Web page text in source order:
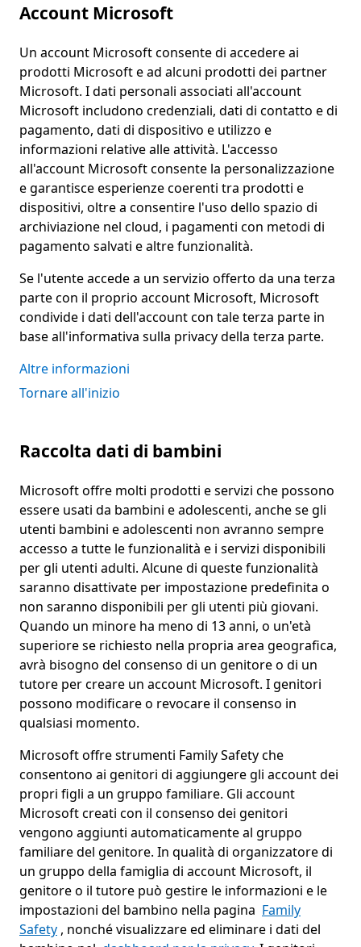
Account Microsoft
Un account Microsoft consente di accedere ai
prodotti Microsoft e ad alcuni prodotti dei partner
Microsoft. I dati personali associati all'account
Microsoft includono credenziali, dati di contatto e di
pagamento, dati di dispositivo e utilizzo e
informazioni relative alle attività. L'accesso
all'account Microsoft consente la personalizzazione
e garantisce esperienze coerenti tra prodotti e
dispositivi, oltre a consentire l'uso dello spazio di
archiviazione nel cloud, i pagamenti con metodi di
pagamento salvati e altre funzionalità.
Se l'utente accede a un servizio offerto da una terza
parte con il proprio account Microsoft, Microsoft
condivide i dati dell'account con tale terza parte in
base all'informativa sulla privacy della terza parte.
Altre informazioni
Tornare all'inizio
Raccolta dati di bambini
Microsoft offre molti prodotti e servizi che possono
essere usati da bambini e adolescenti, anche se gli
utenti bambini e adolescenti non avranno sempre
accesso a tutte le funzionalità e i servizi disponibili
per gli utenti adulti. Alcune di queste funzionalità
saranno disattivate per impostazione predefinita o
non saranno disponibili per gli utenti più giovani.
Quando un minore ha meno di 13 anni, o un'età
superiore se richiesto nella propria area geografica,
avrà bisogno del consenso di un genitore o di un
tutore per creare un account Microsoft. I genitori
possono modificare o revocare il consenso in
qualsiasi momento.
Microsoft offre strumenti Family Safety che
consentono ai genitori di aggiungere gli account dei
propri figli a un gruppo familiare. Gli account
Microsoft creati con il consenso dei genitori
vengono aggiunti automaticamente al gruppo
familiare del genitore. In qualità di organizzatore di
un gruppo della famiglia di account Microsoft, il
genitore o il tutore può gestire le informazioni e le
impostazioni del bambino nella pagina Family
Safety , nonché visualizzare ed eliminare i dati del